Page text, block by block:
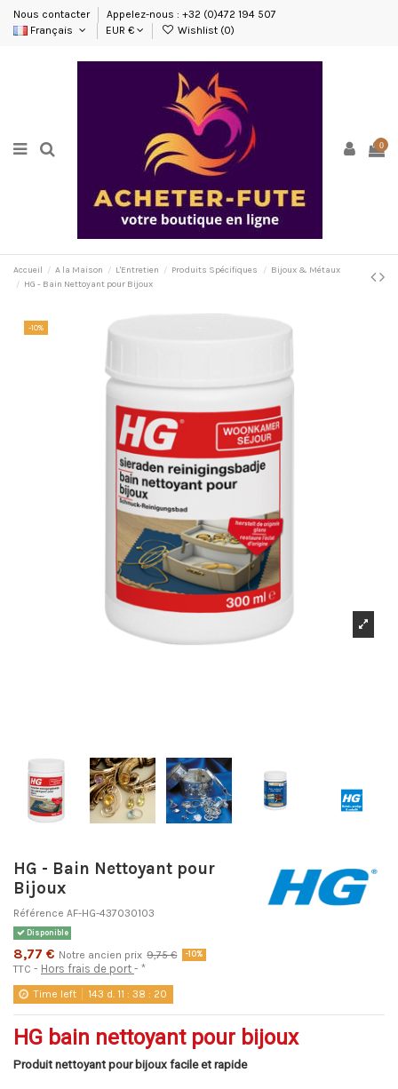
Nous contacter
Appelez-nous : +32 (0)472 194 507
Français
EUR € Wishlist (0)
0
Accueil A la Maison L'Entretien Produits Spécifiques
Bijoux & Métaux
HG - Bain Nettoyant pour Bijoux
-10%
HG - Bain Nettoyant pour
Bijoux
Référence AF-HG-437030103
Disponible
8,77 € Notre ancien prix 9,75 € -10%
TTC Hors frais de port *
Time left 143 d. 11 :38 : 19
HG bain nettoyant pour bijoux
Produit nettoyant pour bijoux facile et rapide